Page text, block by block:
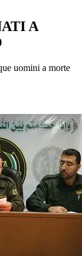
A
uomini a morte